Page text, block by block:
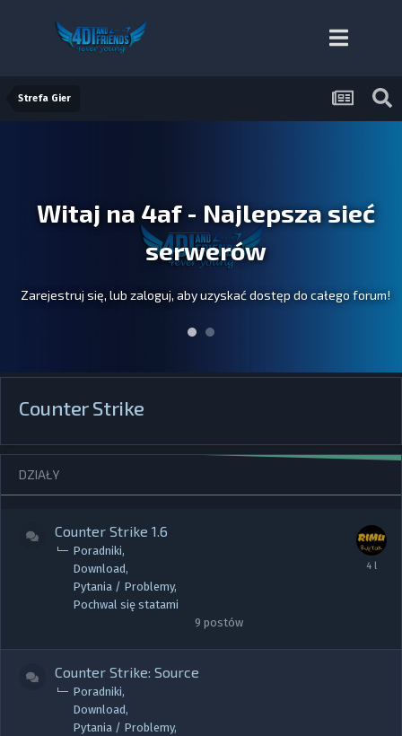
Strefa Gier
Witaj na 4af - Najlepsza sieć
serwerów
Zarejestruj się, lub zaloguj, aby uzyskać dostęp do całego forum!
Counter Strike
DZIAŁY
Counter Strike 1.6
Poradniki
Download
Pytania / Problemy
Pochwal się statami
9 postów
Counter Strike: Source
Poradniki
Download
Pytania / Problemy